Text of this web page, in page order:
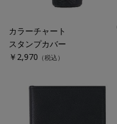
カラーチャート
スタンプカバー
￥2,970 （税込）